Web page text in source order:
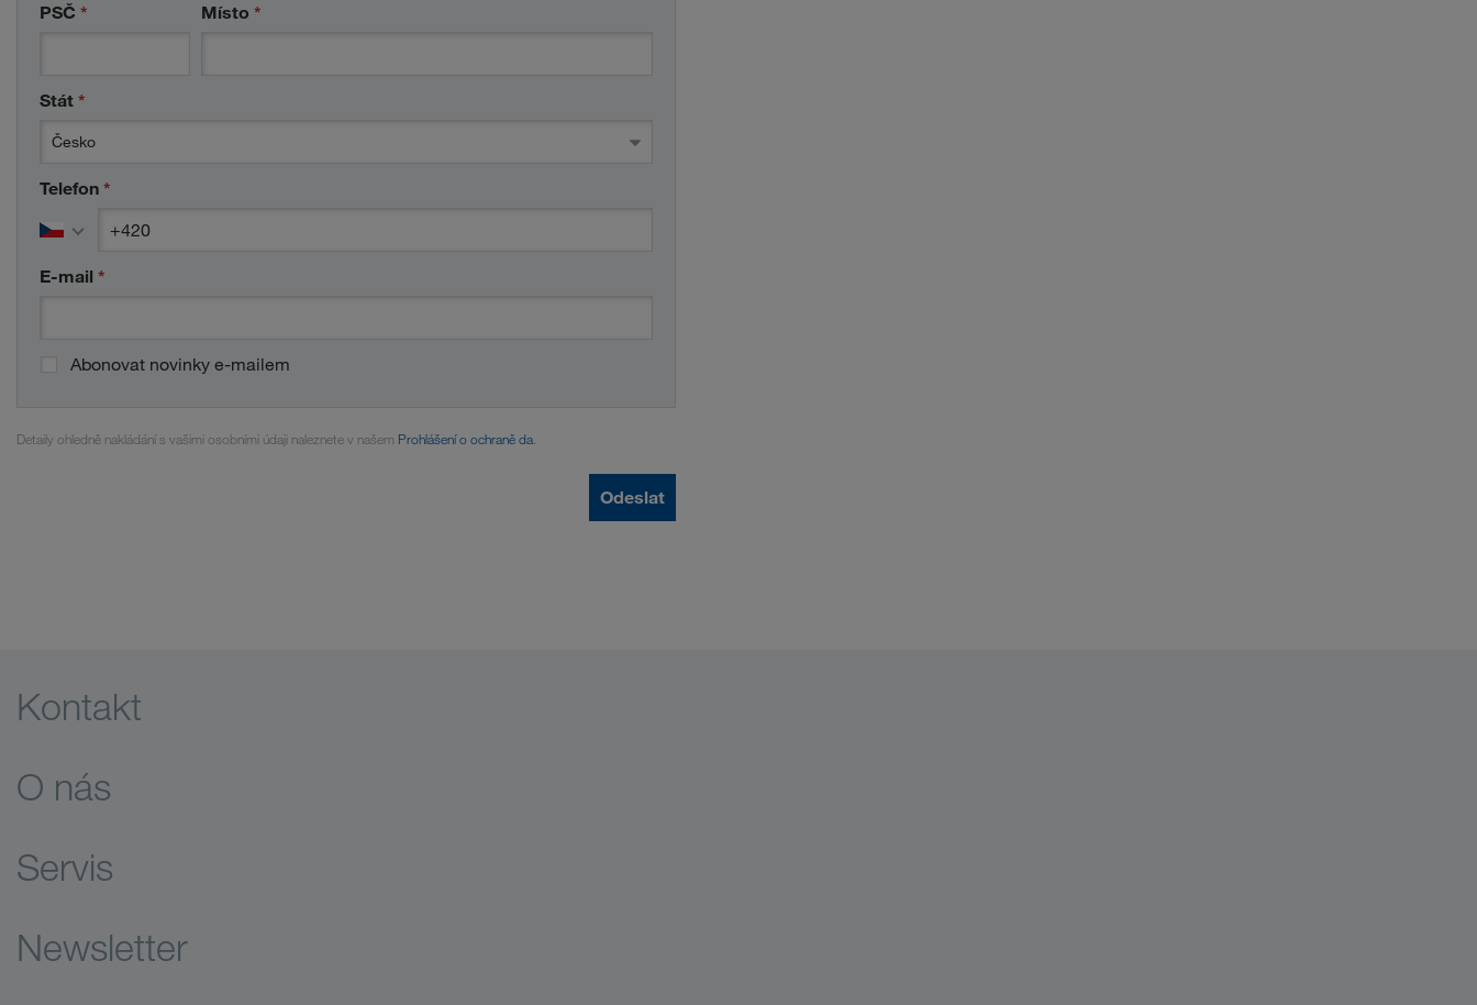
PSČ * Místo *
Stát *
Česko
Telefon *
country codephone number
E-mail *
Abonovat novinky e-mailem
Detaily ohledně nakládání s vašimi osobními údaji naleznete v našem Prohlášení o ochraně da
Odeslat
Kontakt
O nás
Servis
Newsletter